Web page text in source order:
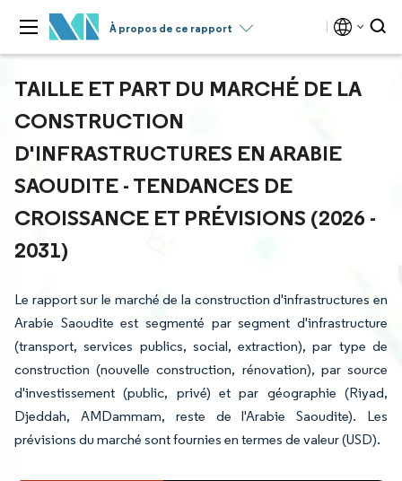
À propos de ce rapport
TAILLE ET PART DU MARCHÉ DE LA
CONSTRUCTION
D'INFRASTRUCTURES EN ARABIE
SAOUDITE - TENDANCES DE
CROISSANCE ET PRÉVISIONS (2026 -
2031)
Le rapport sur le marché de la construction d'infrastructures en
Arabie Saoudite est segmenté par segment d'infrastructure
(transport, services publics, social, extraction), par type de
construction (nouvelle construction, rénovation), par source
d'investissement (public, privé) et par géographie (Riyad,
Djeddah, AMDammam, reste de l'Arabie Saoudite). Les
prévisions du marché sont fournies en termes de valeur (USD).